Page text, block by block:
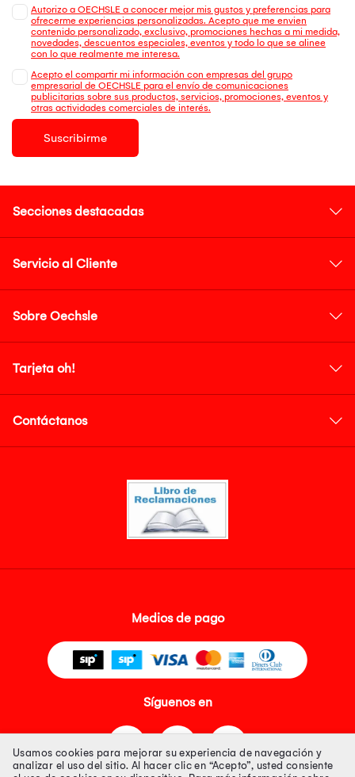
Autorizo a OECHSLE a conocer mejor mis gustos y preferencias para
ofrecerme experiencias personalizadas. Acepto que me envien
contenido personalizado, exclusivo, promociones hechas a mi medida,
novedades, descuentos especiales, eventos y todo lo que se alinee
con lo que realmente me interesa.
Acepto el compartir mi información con empresas del grupo
empresarial de OECHSLE para el envío de comunicaciones
publicitarias sobre sus productos, servicios, promociones, eventos y
otras actividades comerciales de interés.
Suscribirme
Secciones destacadas
Servicio al Cliente
Sobre Oechsle
Tarjeta oh!
Contáctanos
Medios de pago
Síguenos en
Usamos cookies para mejorar su experiencia de navegación y
analizar el uso del sitio. Al hacer clic en “Acepto”, usted consiente